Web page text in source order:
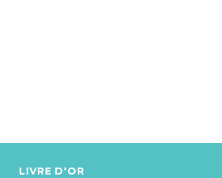
LIVRE D'OR